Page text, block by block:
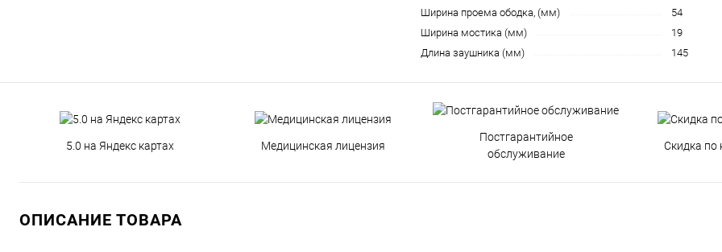
Ширина проема ободка, (мм)
54
Ширина мостика (мм)
19
Длина заушника (мм)
145
5.0 на Яндекс картах Медицинская лицензия
Постгарантийное
обслуживание
Скидка по
ОПИСАНИЕ ТОВАРА